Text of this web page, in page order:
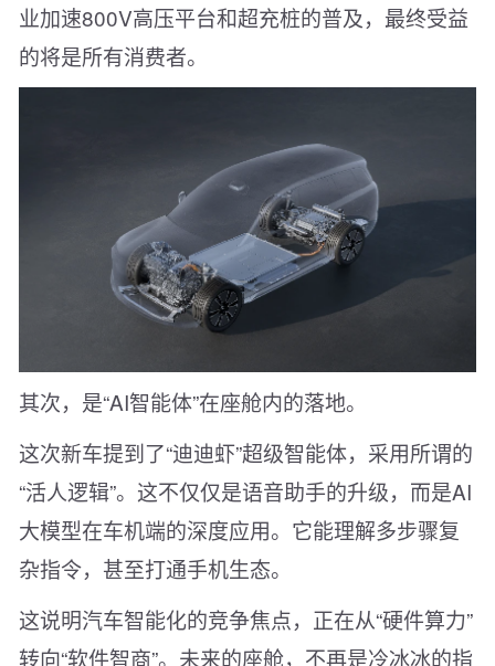
业加速800V高压平台和超充桩的普及，最终受益
的将是所有消费者。
其次，是“AI智能体”在座舱内的落地。
这次新车提到了“迪迪虾”超级智能体，采用所谓的
“活人逻辑”。这不仅仅是语音助手的升级，而是AI
大模型在车机端的深度应用。它能理解多步骤复
杂指令，甚至打通手机生态。
这说明汽车智能化的竞争焦点，正在从“硬件算力”
转向“软件智商”。未来的座舱，不再是冷冰冰的指